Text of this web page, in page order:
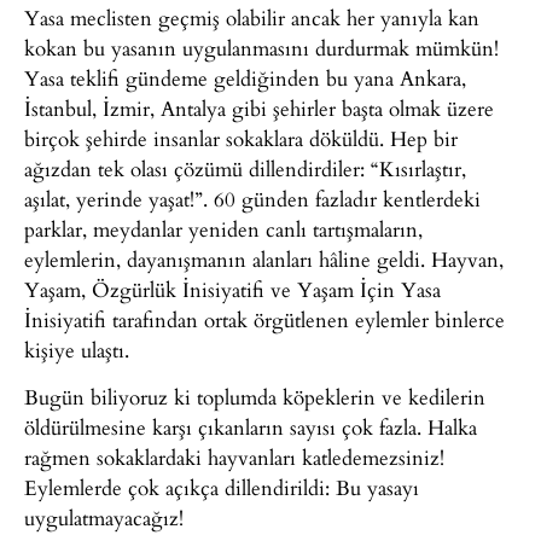
Yasa meclisten geçmiş olabilir ancak her yanıyla kan
kokan bu yasanın uygulanmasını durdurmak mümkün!
Yasa teklifi gündeme geldiğinden bu yana Ankara,
İstanbul, İzmir, Antalya gibi şehirler başta olmak üzere
birçok şehirde insanlar sokaklara döküldü. Hep bir
ağızdan tek olası çözümü dillendirdiler: “Kısırlaştır,
aşılat, yerinde yaşat!”. 60 günden fazladır kentlerdeki
parklar, meydanlar yeniden canlı tartışmaların,
eylemlerin, dayanışmanın alanları hâline geldi. Hayvan,
Yaşam, Özgürlük İnisiyatifi ve Yaşam İçin Yasa
İnisiyatifi tarafından ortak örgütlenen eylemler binlerce
kişiye ulaştı.
Bugün biliyoruz ki toplumda köpeklerin ve kedilerin
öldürülmesine karşı çıkanların sayısı çok fazla. Halka
rağmen sokaklardaki hayvanları katledemezsiniz!
Eylemlerde çok açıkça dillendirildi: Bu yasayı
uygulatmayacağız!